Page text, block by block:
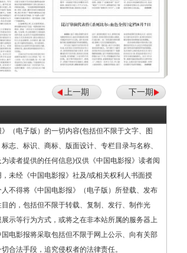
上一期 下一期
电子版）的一切内容(包括但不限于文字、图
志、标识、商标、版面设计、专栏目录与名称、
读者提供的任何信息)仅供《中国电影报》读者阅
未经《中国电影报》社及/或相关权利人书面授
不得将《中国电影报》（电子版）所登载、发布
的，包括但不限于转载、复制、发行、制作光
示等行为方式，或将之在非本站所属的服务器上
电影报将采取包括但不限于网上公示、向有关部
合法手段，追究侵权者的法律责任。